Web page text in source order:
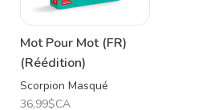
Mot Pour Mot (FR)
(Réédition)
Scorpion Masqué
36,99$CA